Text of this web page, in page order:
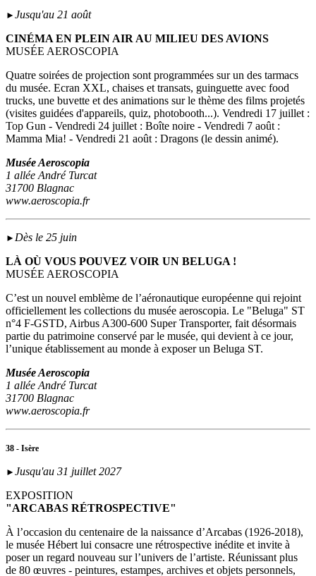
► Jusqu'au 21 août
CINÉMA EN PLEIN AIR AU MILIEU DES AVIONS
MUSÉE AEROSCOPIA
Quatre soirées de projection sont programmées sur un des tarmacs
du musée. Ecran XXL, chaises et transats, guinguette avec food
trucks, une buvette et des animations sur le thème des films projetés
(visites guidées d'appareils, quiz, photobooth...). Vendredi 17 juillet :
Top Gun - Vendredi 24 juillet : Boîte noire - Vendredi 7 août :
Mamma Mia! - Vendredi 21 août : Dragons (le dessin animé).
Musée Aeroscopia
1 allée André Turcat
31700 Blagnac
www.aeroscopia.fr
► Dès le 25 juin
LÀ OÙ VOUS POUVEZ VOIR UN BELUGA !
MUSÉE AEROSCOPIA
C’est un nouvel emblème de l’aéronautique européenne qui rejoint
officiellement les collections du musée aeroscopia. Le "Beluga" ST
n°4 F-GSTD, Airbus A300-600 Super Transporter, fait désormais
partie du patrimoine conservé par le musée, qui devient à ce jour,
l’unique établissement au monde à exposer un Beluga ST.
Musée Aeroscopia
1 allée André Turcat
31700 Blagnac
www.aeroscopia.fr
38 - Isère
► Jusqu'au 31 juillet 2027
EXPOSITION
"ARCABAS RÉTROSPECTIVE"
À l’occasion du centenaire de la naissance d’Arcabas (1926-2018),
le musée Hébert lui consacre une rétrospective inédite et invite à
poser un regard nouveau sur l’univers de l’artiste. Réunissant plus
de 80 œuvres - peintures, estampes, archives et objets personnels,